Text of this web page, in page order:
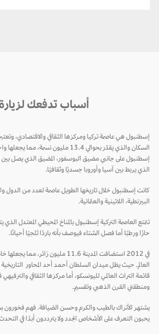
أسباب تدفعك لزيارة
إسطنبول هي عاصمة تركيا ومركزها الثقافي والاقتصادي، وتعتبر
السكان والذي يقدّر بحوالي 13.4 مليون نسمة،
إسطنبول على جانبي مضيق البوسفور، المضيق الذي يصل بين
الذي يربط بين آسيا وأوروبا جسديًا وثقافيًا.
كانت إسطنبول خلال تاريخها الطويل عاصمة لعدد من الدول
البيزنطية، اللاتينية والعثمانية.
تتمتع العاصمة التركية إسطنبول بالمناخ المحيطي المعتدل
حارًا ورطبًا أما فصل الشتاء فيوصف بأنه باردًا ثلجيًا أحيانًا.
في 2012 استضافت المدينة 11.6 مليون
العالم. حيث يظل ميدان السلطان أحمد أحد المحاور التاريخية
قائمة التراث العالمي لليونسكو، أما مركزها الثقافي والترفيهي
ومنطقتي القرن الذهبي وتقسيم.
يشتهر الأتراك بالطيب والكرم وحسن الضيافة. فهم فخورون بشدة
يحبون التعرف على الأشخاص الجدد ولا يترددون أبدًا في التحدث